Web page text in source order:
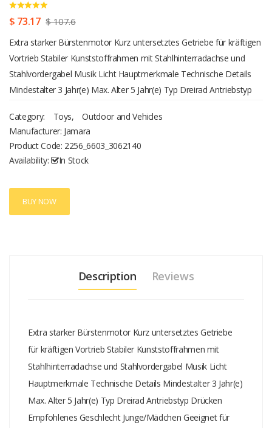
$ 73.17 $ 107.6
Extra starker Bürstenmotor Kurz untersetztes Getriebe für kräftigen
Vortrieb Stabiler Kunststoffrahmen mit Stahlhinterradachse und
Stahlvordergabel Musik Licht Hauptmerkmale Technische Details
Mindestalter 3 Jahr(e) Max. Alter 5 Jahr(e) Typ Dreirad Antriebstyp
Outdoor Anzahl der Räder 3 Mit Ton Ja Produktfarbe Schwarz, Pink
Material Kunststoff Batterie Batterien erforderlich Ja
Batteriespannung 6 V Gewicht & Abmessungen Breite 640 mm
Tiefe 330 mm Höhe 415 mm Gewicht 3,38 kg
Category: Toys,
Outdoor and Vehicles
Manufacturer: Jamara
Product Code: 2256_6603_3062140
Availability:
In Stock
BUY NOW
Description Reviews
Extra starker Bürstenmotor Kurz untersetztes Getriebe
für kräftigen Vortrieb Stabiler Kunststoffrahmen mit
Stahlhinterradachse und Stahlvordergabel Musik Licht
Hauptmerkmale Technische Details Mindestalter 3 Jahr(e)
Max. Alter 5 Jahr(e) Typ Dreirad Antriebstyp Drücken
Empfohlenes Geschlecht Junge/Mädchen Geeignet für